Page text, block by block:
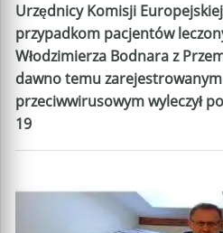
Urzędnicy Komisji
przypadkom pacjentów
Włodzimierza Bodnara z
dawno temu
przeciwwirusowym wyleczył
19